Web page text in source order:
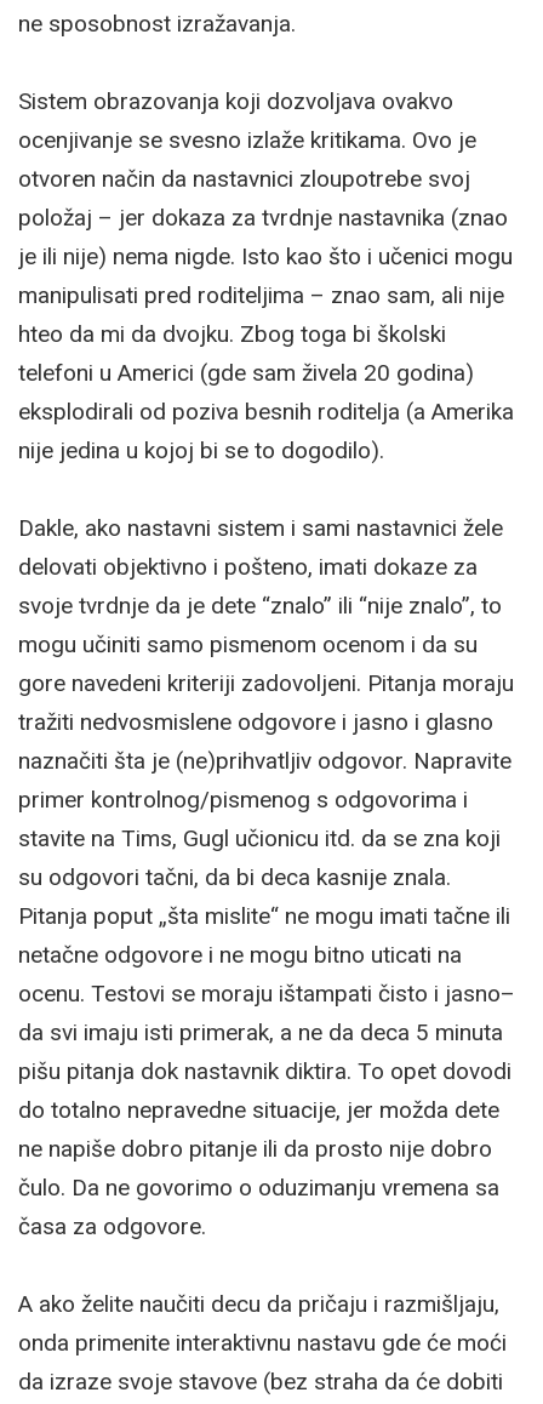
ne sposobnost izražavanja.
Sistem obrazovanja koji dozvoljava ovakvo
ocenjivanje se svesno izlaže kritikama. Ovo je
otvoren način da nastavnici zloupotrebe svoj
položaj – jer dokaza za tvrdnje nastavnika (znao
je ili nije) nema nigde. Isto kao što i učenici mogu
manipulisati pred roditeljima – znao sam, ali nije
hteo da mi da dvojku. Zbog toga bi školski
telefoni u Americi (gde sam živela 20 godina)
eksplodirali od poziva besnih roditelja (a Amerika
nije jedina u kojoj bi se to dogodilo).
Dakle, ako nastavni sistem i sami nastavnici žele
delovati objektivno i pošteno, imati dokaze za
svoje tvrdnje da je dete “znalo” ili “nije znalo”, to
mogu učiniti samo pismenom ocenom i da su
gore navedeni kriteriji zadovoljeni. Pitanja moraju
tražiti nedvosmislene odgovore i jasno i glasno
naznačiti šta je (ne)prihvatljiv odgovor. Napravite
primer kontrolnog/pismenog s odgovorima i
stavite na Tims, Gugl učionicu itd. da se zna koji
su odgovori tačni, da bi deca kasnije znala.
Pitanja poput „šta mislite“ ne mogu imati tačne ili
netačne odgovore i ne mogu bitno uticati na
ocenu. Testovi se moraju ištampati čisto i jasno–
da svi imaju isti primerak, a ne da deca 5 minuta
pišu pitanja dok nastavnik diktira. To opet dovodi
do totalno nepravedne situacije, jer možda dete
ne napiše dobro pitanje ili da prosto nije dobro
čulo. Da ne govorimo o oduzimanju vremena sa
časa za odgovore.
A ako želite naučiti decu da pričaju i razmišljaju,
onda primenite interaktivnu nastavu gde će moći
da izraze svoje stavove (bez straha da će dobiti